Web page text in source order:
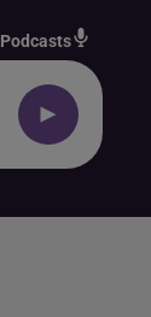
Podcasts